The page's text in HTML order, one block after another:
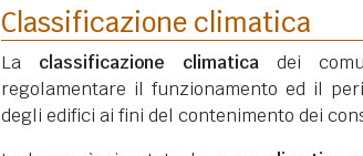
Classificazione climatica
La classificazione climatica dei
regolamentare il funzionamento ed il
degli edifici ai fini del contenimento dei